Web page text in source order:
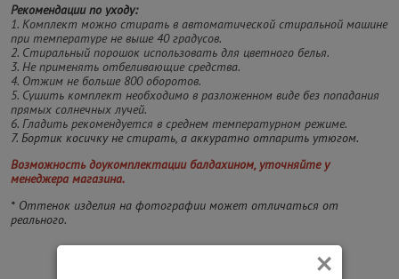
Рекомендации по уходу:
1. Комплект можно стирать в автоматической стиральной машине
при температуре не выше 40 градусов.
2. Стиральный порошок использовать для цветного белья.
3. Не применять отбеливающие средства.
4. Отжим не больше 800 оборотов.
5. Сушить комплект необходимо в разложенном виде без попадания
прямых солнечных лучей.
6. Гладить рекомендуется в среднем температурном режиме.
7. Бортик косичку не стирать, а аккуратно отпарить утюгом.
Возможность доукомплектации балдахином, уточняйте у
менеджера магазина.
* Оттенок изделия на фотографии может отличаться от
реального.
×